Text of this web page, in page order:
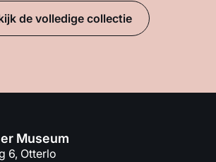
de volledige collectie
Museum
6, Otterlo